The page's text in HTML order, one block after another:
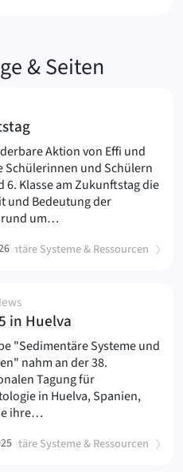
& Seiten
(
Systeme & Ressourcen
)
Aktion von Effi und
Schülerinnen und Schülern
6. Klasse am Zukunftstag die
und Bedeutung der
rund um…
in Huelva(
Systeme & Ressourcen
)
"Sedimentäre Systeme und
nahm an der 38.
Tagung für
in Huelva, Spanien,
ihre…